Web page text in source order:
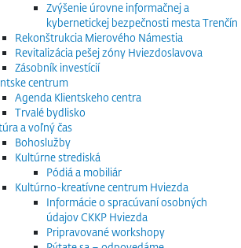
Zvýšenie úrovne informačnej a
kybernetickej bezpečnosti mesta Trenčín
Rekonštrukcia Mierového Námestia
Revitalizácia pešej zóny Hviezdoslavova
Zásobník investícií
centrum
Agenda Klientskeho centra
Trvalé bydlisko
a voľný čas
Bohoslužby
Kultúrne strediská
Pódiá a mobiliár
Kultúrno-kreatívne centrum Hviezda
Informácie o spracúvaní osobných
údajov CKKP Hviezda
Pripravované workshopy